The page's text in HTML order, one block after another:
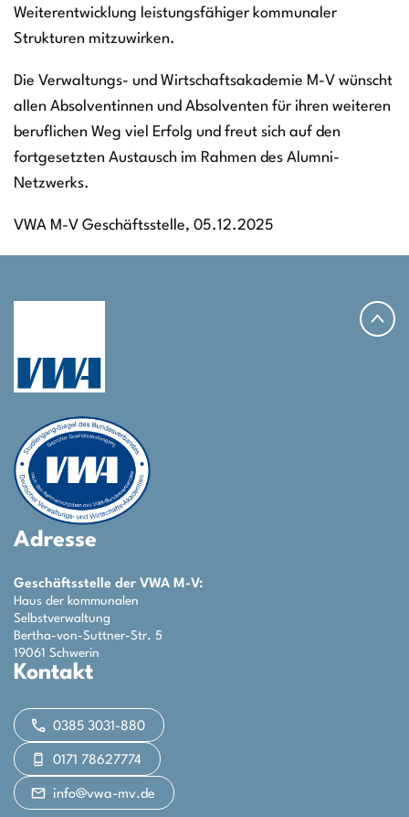
Weiterentwicklung leistungsfähiger kommunaler
Strukturen mitzuwirken.
Die Verwaltungs- und Wirtschaftsakademie M-V wünscht
allen Absolventinnen und Absolventen für ihren weiteren
beruflichen Weg viel Erfolg und freut sich auf den
fortgesetzten Austausch im Rahmen des Alumni-
Netzwerks.
VWA M-V Geschäftsstelle, 05.12.2025
Adresse
Geschäftsstelle der VWA M-V:
Haus der kommunalen
Selbstverwaltung
Bertha-von-Suttner-Str. 5
19061 Schwerin
Kontakt
0385 3031-880
0171 78627774
info@vwa-mv.de